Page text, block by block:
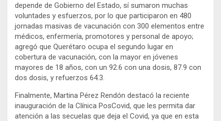
depende de Gobierno del Estado, sí sumaron muchas
voluntades y esfuerzos, por lo que participaron en 480
jornadas masivas de vacunación con 300 elementos entre
médicos, enfermería, promotores y personal de apoyo;
agregó que Querétaro ocupa el segundo lugar en
cobertura de vacunación, con la mayor en jóvenes
mayores de 18 años, con un 92.6 con una dosis, 87.9 con
dos dosis, y refuerzos 64.3.
Finalmente, Martina Pérez Rendón destacó la reciente
inauguración de la Clínica PosCovid, que les permita dar
atención a las secuelas que deja el Covid, ya que en esta